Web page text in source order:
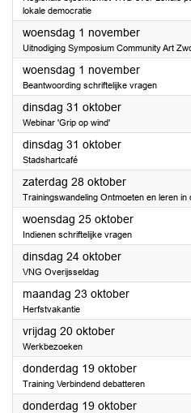
lokale democratie
woensdag 1 november2023
Uitnodiging Symposium Community Art
woensdag 1 november2023
Beantwoording schriftelijke vragen
dinsdag 31 oktober2023
Webinar 'Grip op wind'
dinsdag 31 oktober2023
Stadshartcafé
zaterdag 28 oktober2023
Trainingswandeling Ontmoeten en leren in
woensdag 25 oktober2023
Indienen schriftelijke vragen
dinsdag 24 oktober2023
VNG Overijsseldag
maandag 23 oktober2023
Herfstvakantie
vrijdag 20 oktober2023
Werkbezoeken
donderdag 19 oktober2023
Training Verbindend debatteren
donderdag 19 oktober2023